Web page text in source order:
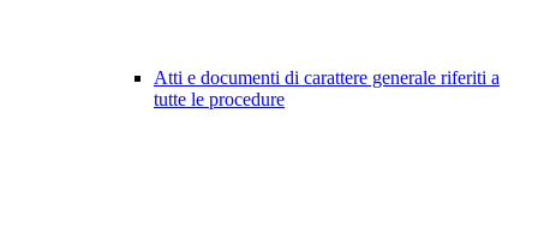
Atti e documenti di carattere generale riferiti a
tutte le procedure